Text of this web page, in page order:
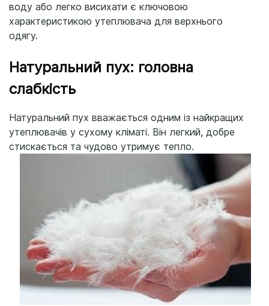
воду або легко висихати є ключовою
характеристикою утеплювача для верхнього
одягу.
Натуральний пух: головна
слабкість
Натуральний пух вважається одним із найкращих
утеплювачів у сухому кліматі. Він легкий, добре
стискається та чудово утримує тепло.